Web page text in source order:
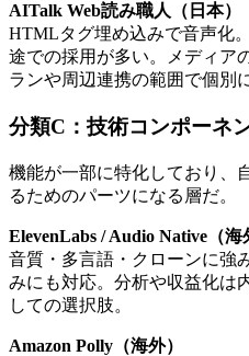
AITalk Web読み職人（日本）
HTMLタグ埋め込みで音声化
途での採用が多い。メディア
ランや周辺連携の範囲で個別
分類C：技術コンポーネ
機能が一部に特化しており、
るためのパーツになる層だ。
ElevenLabs / Audio Native（海
音質・多言語・クローンに強み
みにも対応。分析や収益化は
しての選択肢。
Amazon Polly（海外）